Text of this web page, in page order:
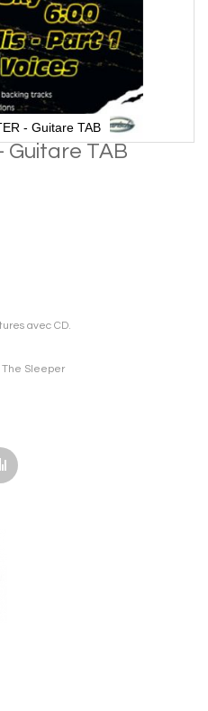
- Guitare TAB
Guitare TAB
avec CD.
The Sleeper